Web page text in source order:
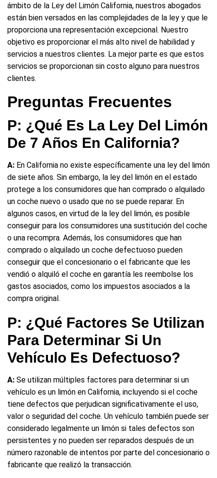
ámbito de la Ley del Limón California, nuestros abogados
están bien versados en las complejidades de la ley y que le
proporciona una representación excepcional. Nuestro
objetivo es proporcionar el más alto nivel de habilidad y
servicios a nuestros clientes. La mejor parte es que estos
servicios se proporcionan sin costo alguno para nuestros
clientes.
Preguntas Frecuentes
P: ¿Qué Es La Ley Del Limón
De 7 Años En California?
A: En California no existe específicamente una ley del limón
de siete años. Sin embargo, la ley del limón en el estado
protege a los consumidores que han comprado o alquilado
un coche nuevo o usado que no se puede reparar. En
algunos casos, en virtud de la ley del limón, es posible
conseguir para los consumidores una sustitución del coche
o una recompra. Además, los consumidores que han
comprado o alquilado un coche defectuoso pueden
conseguir que el concesionario o el fabricante que les
vendió o alquiló el coche en garantía les reembolse los
gastos asociados, como los impuestos asociados a la
compra original.
P: ¿Qué Factores Se Utilizan
Para Determinar Si Un
Vehículo Es Defectuoso?
A: Se utilizan múltiples factores para determinar si un
vehículo es un limón en California, incluyendo si el coche
tiene defectos que perjudican significativamente el uso,
valor o seguridad del coche. Un vehículo también puede ser
considerado legalmente un limón si tales defectos son
persistentes y no pueden ser reparados después de un
número razonable de intentos por parte del concesionario o
fabricante que realizó la transacción.